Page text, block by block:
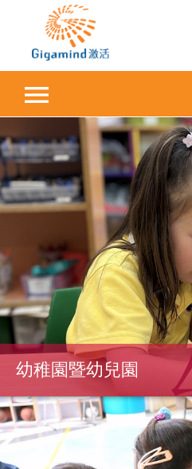
幼稚園暨幼兒園